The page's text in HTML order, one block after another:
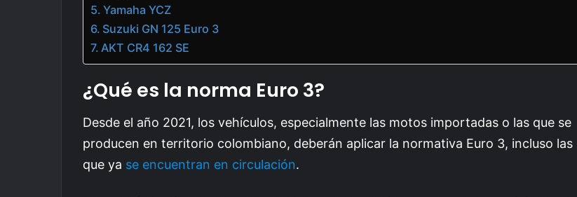
Yamaha YCZ
Suzuki GN 125 Euro 3
AKT CR4 162 SE
¿Qué es la norma Euro 3?
Desde el año 2021, los vehículos, especialmente las motos importadas o las que se
producen en territorio colombiano, deberán aplicar la normativa Euro 3, incluso las
que ya se encuentran en circulación.